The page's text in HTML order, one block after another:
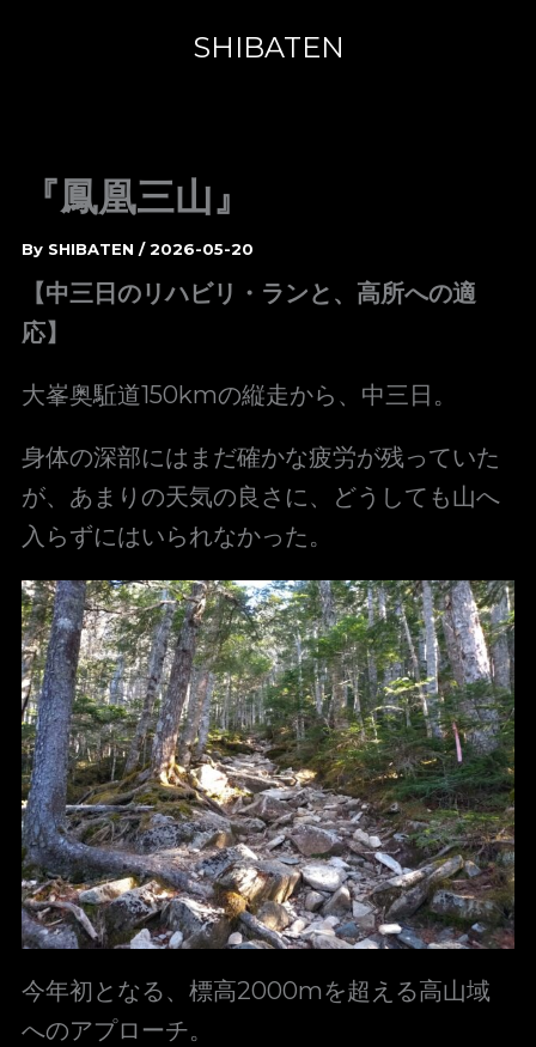
SHIBATEN
『鳳凰三山』
By SHIBATEN/2026-05-20
【中三日のリハビリ・ランと、高所への適
応】
大峯奥駈道150kmの縦走から、中三日。
身体の深部にはまだ確かな疲労が残っていた
が、あまりの天気の良さに、どうしても山へ
入らずにはいられなかった。
今年初となる、標高2000mを超える高山域
へのアプローチ。